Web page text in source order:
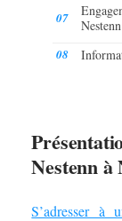
Nestenn
Nestenn à
S’adresser à